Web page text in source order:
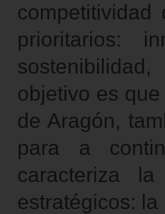
prioritarios:
sostenibilidad,
objetivo es
de Aragón,
para a
caracteriza
estratégicos: